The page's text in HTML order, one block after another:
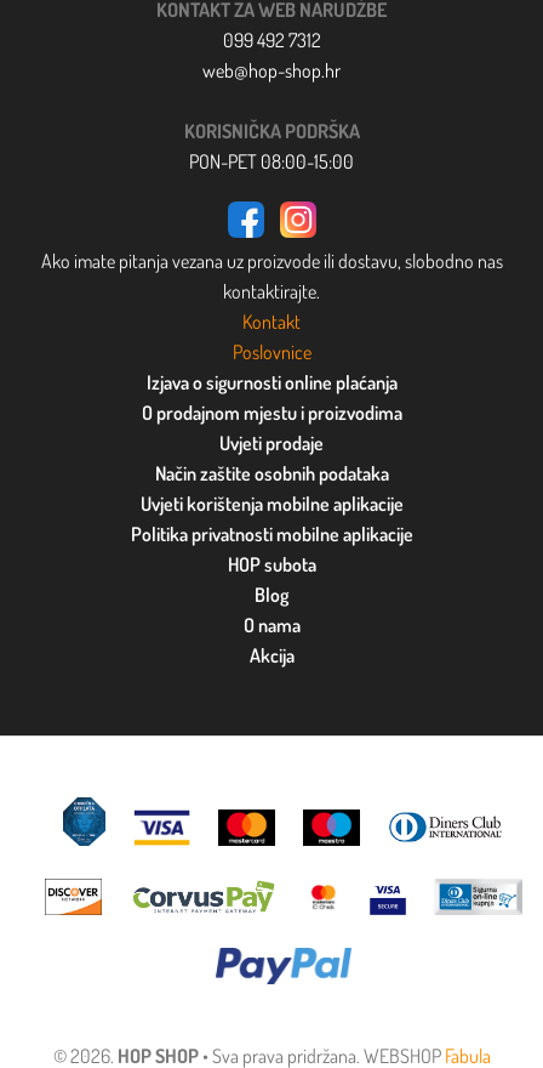
KONTAKT ZA WEB NARUDŽBE
099 492 7312
web@hop-shop.hr
KORISNIČKA PODRŠKA
PON-PET 08:00-15:00
Ako imate pitanja vezana uz proizvode ili dostavu, slobodno nas
kontaktirajte.
Kontakt
Poslovnice
Izjava o sigurnosti online plaćanja
O prodajnom mjestu i proizvodima
Uvjeti prodaje
Način zaštite osobnih podataka
Uvjeti korištenja mobilne aplikacije
Politika privatnosti mobilne aplikacije
HOP subota
Blog
O nama
Akcija
© 2026. HOP SHOP• Sva prava pridržana. WEBSHOP Fabula